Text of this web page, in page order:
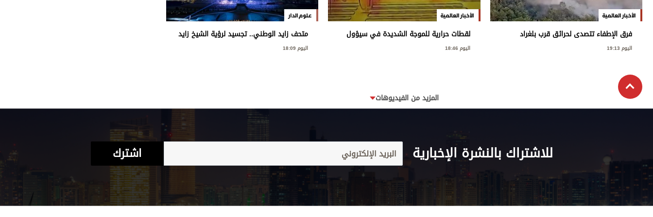
الأخبار العالمية
فرق الإطفاء تتصدى لحرائق قرب بلغراد
اليوم 19:13
الأخبار العالمية
لقطات حرارية للموجة الشديدة في سيؤول
اليوم 18:46
علوم الدار
متحف زايد الوطني.. تجسيد لرؤية الشيخ زايد
وإرثه الوطني
اليوم 18:09
المزيد من الفيديوهات
للاشتراك بالنشرة الإخبارية اشترك